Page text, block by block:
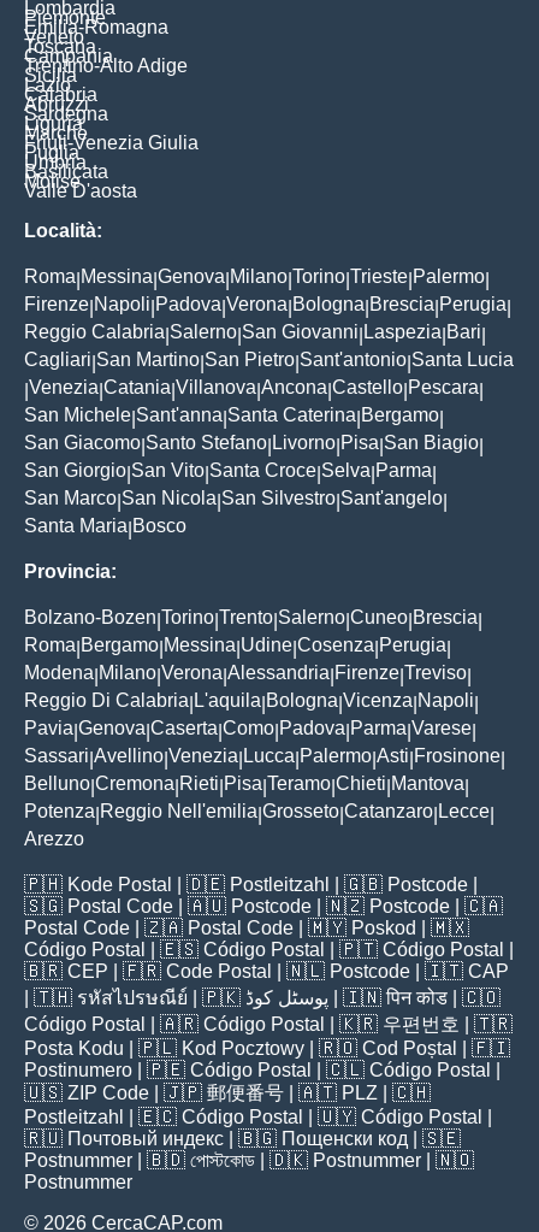
Lombardia
Piemonte
Emilia-Romagna
Veneto
Toscana
Campania
Trentino-Alto Adige
Sicilia
Lazio
Calabria
Abruzzi
Sardegna
Liguria
Marche
Friuli-Venezia Giulia
Puglia
Umbria
Basilicata
Molise
Valle D'aosta
Località:
Roma Messina Genova Milano Torino Trieste Palermo
Firenze Napoli Padova Verona Bologna Brescia Perugia
Reggio Calabria Salerno San Giovanni Laspezia Bari
Cagliari San Martino San Pietro Sant'antonio Santa Lucia
Venezia Catania Villanova Ancona Castello Pescara
San Michele Sant'anna Santa Caterina Bergamo
San Giacomo Santo Stefano Livorno Pisa San Biagio
San Giorgio San Vito Santa Croce Selva Parma
San Marco San Nicola San Silvestro Sant'angelo
Santa Maria Bosco
Provincia:
Bolzano-Bozen Torino Trento Salerno Cuneo Brescia
Roma Bergamo Messina Udine Cosenza Perugia
Modena Milano Verona Alessandria Firenze Treviso
Reggio Di Calabria L'aquila Bologna Vicenza Napoli
Pavia Genova Caserta Como Padova Parma Varese
Sassari Avellino Venezia Lucca Palermo Asti Frosinone
Belluno Cremona Rieti Pisa Teramo Chieti Mantova
Potenza Reggio Nell'emilia Grosseto Catanzaro Lecce
Arezzo
🇵🇭 Kode Postal | 🇩🇪 Postleitzahl | 🇬🇧 Postcode
🇸🇬 Postal Code | 🇦🇺 Postcode | 🇳🇿 Postcode | 🇨🇦
Postal Code | 🇿🇦 Postal Code | 🇲🇾 Poskod
| 🇲🇽
Código Postal
| 🇪🇸 Código Postal | 🇵🇹 Código Postal
🇧🇷 CEP | 🇫🇷 Code Postal | 🇳🇱 Postcode | 🇮🇹 CAP
| 🇹🇭 รหัสไปรษณีย์ | 🇵🇰 پوسٹل کوڈ | 🇮🇳पिन कोड | 🇨🇴
Código Postal
| 🇦🇷 Código Postal | 🇰🇷 우편번호
| 🇹🇷
Posta Kodu | 🇵🇱 Kod Pocztowy | 🇷🇴 Cod Poștal
| 🇫🇮
Postinumero | 🇵🇪 Código Postal | 🇨🇱 Código Postal
🇺🇸 ZIP Code | 🇯🇵 郵便番号 | 🇦🇹 PLZ | 🇨🇭
Postleitzahl
| 🇪🇨 Código Postal | 🇺🇾 Código Postal
🇷🇺 Почтовый индекс | 🇧🇬 Пощенски код | 🇸🇪
Postnummer | 🇧🇩 পোস্টকোড | 🇩🇰 Postnummer | 🇳🇴
Postnummer
© 2026 CercaCAP.com